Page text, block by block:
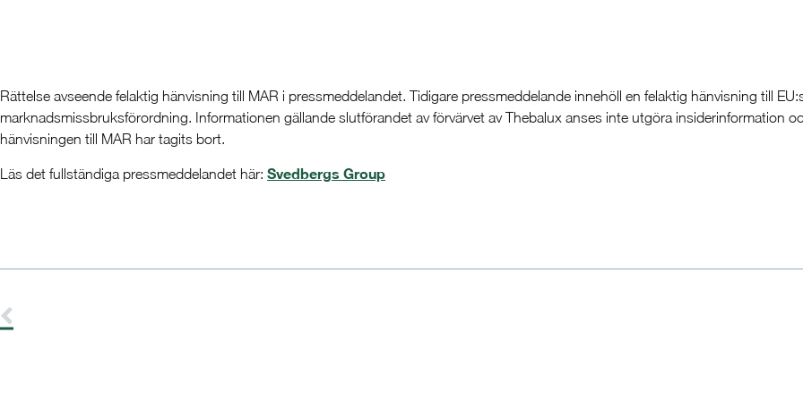
Rättelse avseende felaktig hänvisning till MAR i pressmeddelandet. Tidigare pressmeddelande innehöll en felaktig hänvisning till
marknadsmissbruksförordning. Informationen gällande slutförandet av förvärvet av Thebalux anses inte utgöra insiderinformation
hänvisningen till MAR har tagits bort.
Läs det fullständiga pressmeddelandet här: Svedbergs Group